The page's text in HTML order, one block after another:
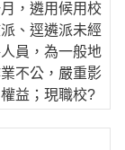
，遴用候用校
、逕遴派未經
員，為一般地
不公，嚴重影
益；現職校?